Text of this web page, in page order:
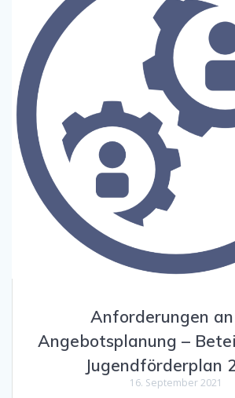
Anforderungen
Angebotsplanung –
Jugendförderplan
16. September 2021